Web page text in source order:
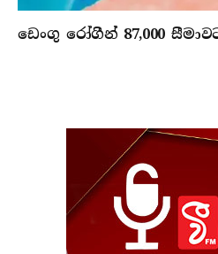
ඩෙංගු රෝගීන් 87,000